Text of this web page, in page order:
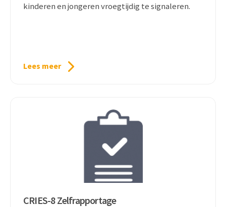
kinderen en jongeren vroegtijdig te signaleren.
Lees meer
CRIES-8 Zelfrapportage